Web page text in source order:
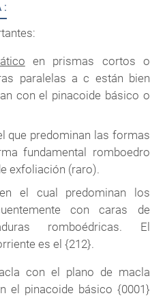
:
en prismas cortos o
paralelas a c están bien
con el pinacoide básico o
que predominan las formas
fundamental romboedro
exfoliación (raro).
el cual predominan los
con caras de
romboédricas. El
es el {212}.
con el plano de macla
el pinacoide básico {0001}